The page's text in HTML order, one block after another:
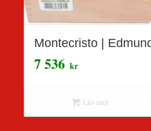
Montecristo |
7 536 kr
Läs mer